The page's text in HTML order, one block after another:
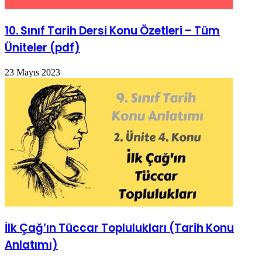
10. Sınıf Tarih Dersi Konu Özetleri – Tüm
Üniteler (pdf)
23 Mayıs 2023
İlk Çağ’ın Tüccar Toplulukları (Tarih Konu
Anlatımı)